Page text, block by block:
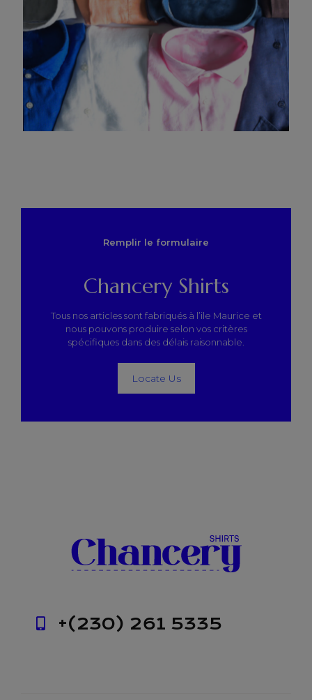
Remplir le formulaire
Chancery Shirts
Tous nos articles sont fabriqués à l’ile Maurice et
nous pouvons produire selon vos critères
spécifiques dans des délais raisonnable.
Locate Us
+(230) 261 5335